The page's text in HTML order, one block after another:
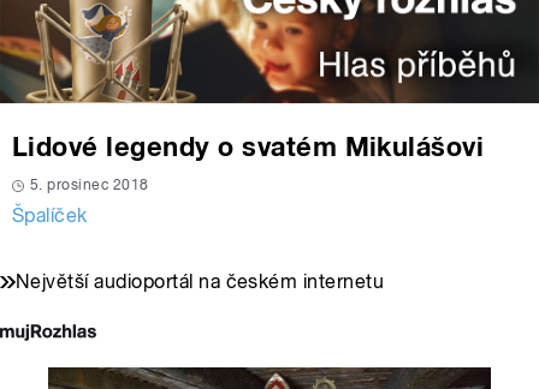
Lidové legendy o svatém Mikulášovi
5. prosinec 2018
Špalíček
Největší audioportál na českém internetu